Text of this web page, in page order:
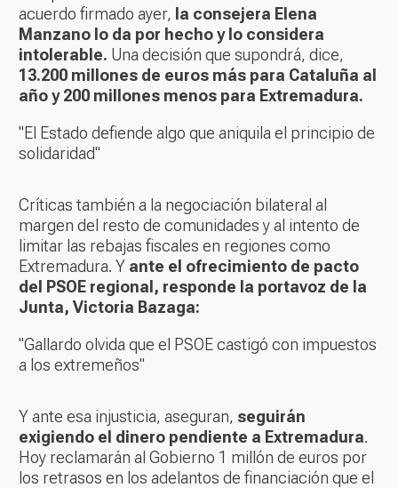
acuerdo firmado ayer, la consejera Elena
Manzano lo da por hecho y lo considera
intolerable. Una decisión que supondrá, dice,
13.200 millones de euros más para Cataluña al
año y 200 millones menos para Extremadura.
"El Estado defiende algo que aniquila el principio de
solidaridad"
Críticas también a la negociación bilateral al
margen del resto de comunidades y al intento de
limitar las rebajas fiscales en regiones como
Extremadura. Y ante el ofrecimiento de pacto
del PSOE regional, responde la portavoz de la
Junta, Victoria Bazaga:
"Gallardo olvida que el PSOE castigó con impuestos
a los extremeños"
Y ante esa injusticia, aseguran, seguirán
exigiendo el dinero pendiente a Extremadura.
Hoy reclamarán al Gobierno 1 millón de euros por
los retrasos en los adelantos de financiación que el